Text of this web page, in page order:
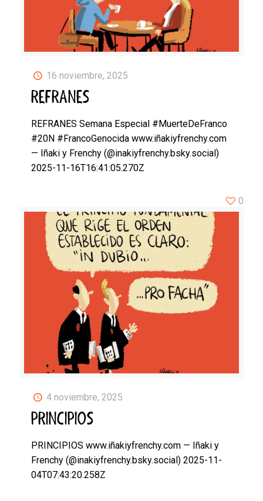
16 noviembre, 2025
REFRANES
REFRANES Semana Especial #MuerteDeFranco
#20N #FrancoGenocida www.iñakiyfrenchy.com
— Iñaki y Frenchy (@inakiyfrenchy.bsky.social)
2025-11-16T16:41:05.270Z
4 noviembre, 2025
PRINCIPIOS
PRINCIPIOS www.iñakiyfrenchy.com — Iñaki y
Frenchy (@inakiyfrenchy.bsky.social) 2025-11-
04T07:43:20.258Z
0